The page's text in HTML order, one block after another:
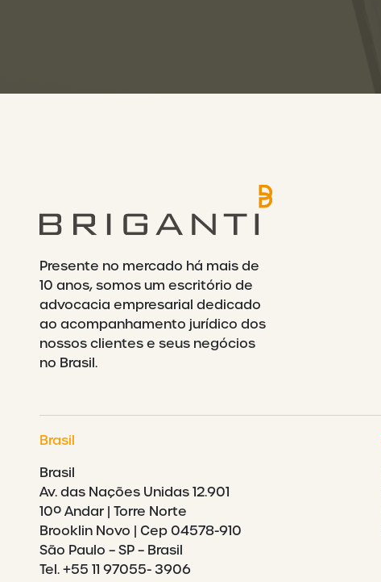
Presente no mercado há mais de
10 anos, somos um escritório de
advocacia empresarial dedicado
ao acompanhamento jurídico dos
nossos clientes e seus negócios
no Brasil.
Brasil
Brasil
Av. das Nações Unidas 12.901
10º Andar | Torre Norte
Brooklin Novo | Cep 04578-910
São Paulo – SP – Brasil
Tel. +55 11 97055- 3906